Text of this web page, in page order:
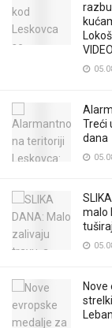
VIDEO
Treći
dana
malo